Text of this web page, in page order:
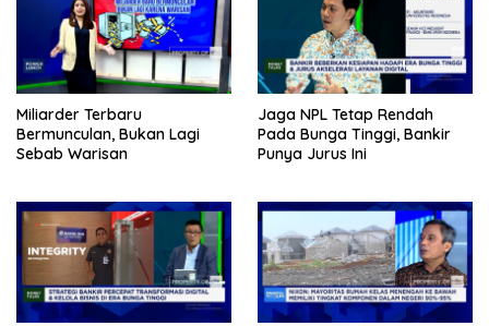
Miliarder Terbaru
Bermunculan, Bukan Lagi
Sebab Warisan
Jaga NPL Tetap Rendah
Pada Bunga Tinggi, Bankir
Punya Jurus Ini